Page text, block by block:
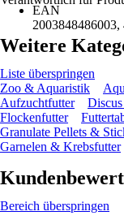
EAN
Weitere
Liste überspringen
Zoo & Aquaristik
Aufzuchtfutter
Flockenfutter
Granulate Pellets &
Garnelen & Krebsfutter
Bereich überspringen